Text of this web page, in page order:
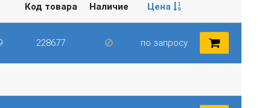
Код товара Наличие Цена
228677 по запросу